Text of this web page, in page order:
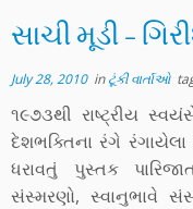
સાચી મૂડી –
July 28, 2010inટૂંકી વાર્તાઓ
૧૯૭૩થી રાષ્ટ્રીય
દેશભક્તિના રંગે રંગાયેલા
ધરાવતું પુસ્તક
સંસ્મરણો, સ્વાનુભાવે